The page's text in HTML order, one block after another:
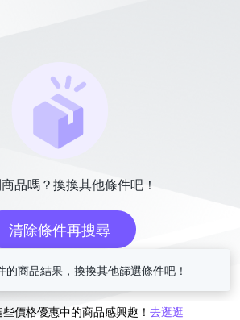
品嗎？換換其他條件吧！
清除條件再搜尋
或
價格優惠中的商品感興趣！ 去逛逛
的商品結果，換換其他篩選條件吧！